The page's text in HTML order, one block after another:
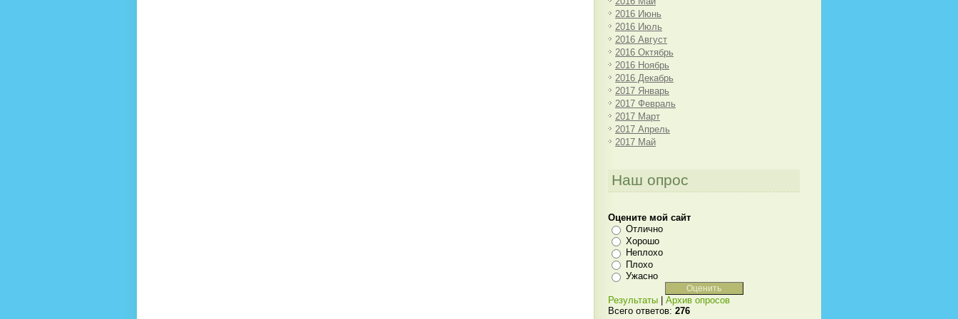
2016 Июнь
2016 Июль
2016 Август
2016 Октябрь
2016 Ноябрь
2016 Декабрь
2017 Январь
2017 Февраль
2017 Март
2017 Апрель
2017 Май
Наш опрос
Оцените мой сайт
Отлично
Хорошо
Неплохо
Плохо
Ужасно
Результаты
Архив опросов
Всего ответов: 276